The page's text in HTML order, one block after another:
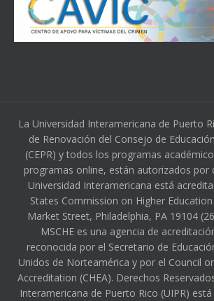
La Universidad Interamericana de Puerto
de Renovación del Consejo de
(CEPR) y todos los programas
programas online, están autorizados por
Universidad Interamericana está
States Commission on Higher Education
Market Street, Philadelphia, PA 19104
MSCHE es una agencia de
reconocida por el Secretario de
Unidos de Norteamérica y por el Council
Accreditation (CHEA). Derechos
Interamericana de Puerto Rico (UIPR)